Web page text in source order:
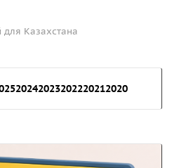
для Казахстана
20242023202220212020